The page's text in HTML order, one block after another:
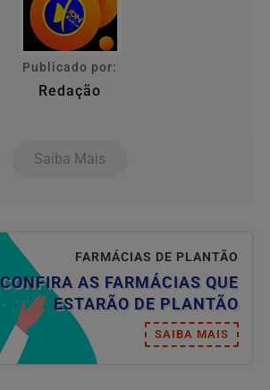
Publicado por:
Redação
Saiba Mais
FARMÁCIAS DE PLANTÃO
CONFIRA AS FARMÁCIAS QUE
ESTARÃO DE PLANTÃO
SAIBA MAIS